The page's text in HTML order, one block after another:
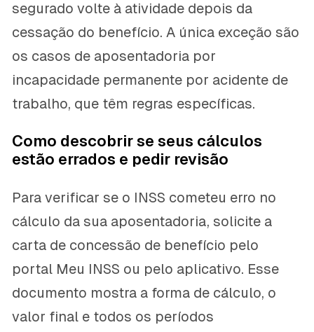
segurado volte à atividade depois da
cessação do benefício. A única exceção são
os casos de aposentadoria por
incapacidade permanente por acidente de
trabalho, que têm regras específicas.
Como descobrir se seus cálculos
estão errados e pedir revisão
Para verificar se o INSS cometeu erro no
cálculo da sua aposentadoria, solicite a
carta de concessão de benefício pelo
portal Meu INSS ou pelo aplicativo. Esse
documento mostra a forma de cálculo, o
valor final e todos os períodos